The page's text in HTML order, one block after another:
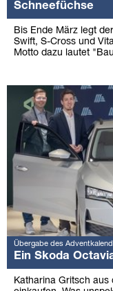
Schneefüchse
Bis Ende März legt
Swift, S-Cross und
Motto dazu lautet
Übergabe des
Ein Skoda
Katharina Gritsch